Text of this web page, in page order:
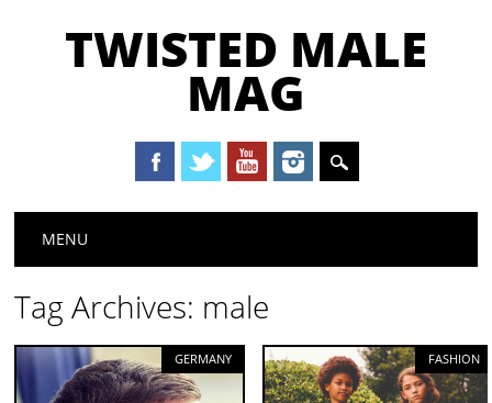
TWISTED MALE
MAG
Main menu
MENU
Tag Archives: male
GERMANY FASHION